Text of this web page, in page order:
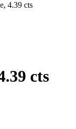
4.39 cts
cts